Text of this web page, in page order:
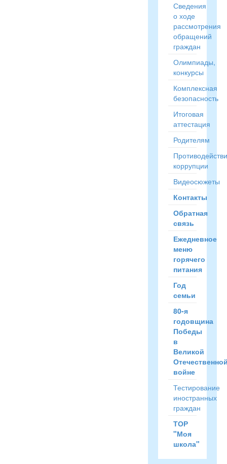
Сведения
о ходе
рассмотрения
обращений
граждан
Олимпиады,
конкурсы
Комплексная
безопасность
Итоговая
аттестация
Родителям
коррупции
Видеосюжеты
Контакты
Обратная
связь
Ежедневное
меню
горячего
питания
Год
семьи
80-я
годовщина
Победы
в
Великой
войне
Тестирование
иностранных
граждан
ТОР
"Моя
школа"